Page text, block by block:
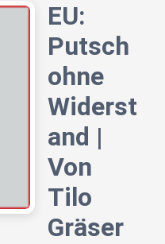
EU:
Putsch
ohne
Widerst
and |
Von
Tilo
Gräser